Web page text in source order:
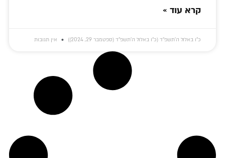
קרא עוד »
כ״ו באלול ה׳תשפ״ד (כ״ו באלול ה׳תשפ״ד (ספטמבר 29, 2024)) אין תגובות